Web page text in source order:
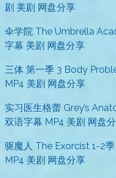
剧 美剧 网盘分享
伞学院 The Umbrella
字幕 美剧 网盘分享
三体 第一季 3 Body
MP4 美剧 网盘分享
实习医生格蕾 Grey’s
双语字幕 MP4 美剧 网盘
驱魔人 The Exorcist 1-2
MP4 美剧 网盘分享